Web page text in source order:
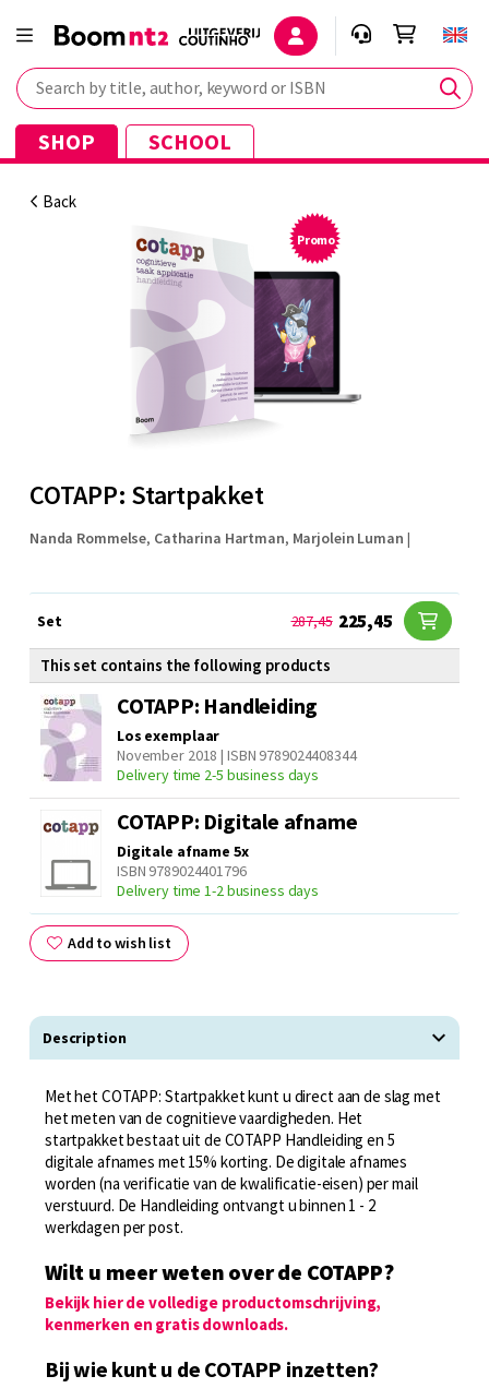
Search by title, author, keyword or ISBN
SHOP SCHOOL
Back
Promo
COTAPP: Startpakket
Nanda Rommelse, Catharina Hartman, Marjolein Luman |
Set 287,45 225,45
This set contains the following products
COTAPP: Handleiding
Los exemplaar
November 2018 | ISBN 9789024408344
Delivery time 2-5 business days
COTAPP: Digitale afname
Digitale afname 5x
ISBN 9789024401796
Delivery time 1-2 business days
Add to wish list
Description
Met het COTAPP: Startpakket kunt u direct aan de slag met
het meten van de cognitieve vaardigheden. Het
startpakket bestaat uit de COTAPP Handleiding en 5
digitale afnames met 15% korting. De digitale afnames
worden (na verificatie van de kwalificatie-eisen) per mail
verstuurd. De Handleiding ontvangt u binnen 1 - 2
werkdagen per post.
Wilt u meer weten over de COTAPP?
Bekijk hier de volledige productomschrijving,
kenmerken en gratis downloads.
Bij wie kunt u de COTAPP inzetten?